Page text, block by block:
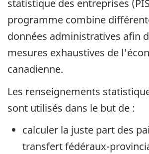
statistique des entreprises
programme combine
données administratives afin
mesures exhaustives de
canadienne.
Les renseignements
sont utilisés dans le but de :
calculer la juste part des
transfert fédéraux-